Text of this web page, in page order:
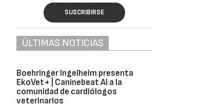
SUSCRIBIRSE
ÚLTIMAS NOTICIAS
Boehringer Ingelheim presenta
EkoVet+ | Caninebeat AI a la
comunidad de cardiólogos
veterinarios